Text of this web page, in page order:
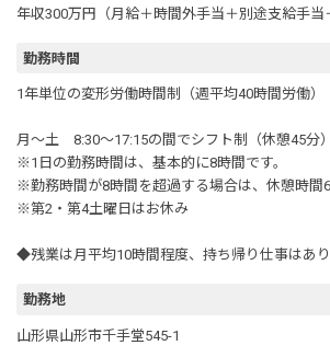
年収300万円（月給＋時間外手当＋別途支給手当
勤務時間
1年単位の変形労働時間制（週平均40時間労働）
月～土 8:30〜17:15の間でシフト制（休憩45分）
※1日の勤務時間は、基本的に8時間です。
※勤務時間が8時間を超過する場合は、休憩時間
※第2・第4土曜日はお休み
◆残業は月平均10時間程度、持ち帰り仕事はあり
勤務地
山形県山形市千手堂545-1